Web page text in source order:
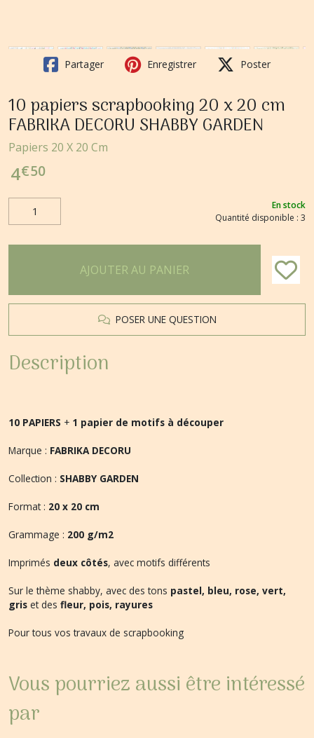
Partager Enregistrer Poster
10 papiers scrapbooking 20 x 20 cm
FABRIKA DECORU SHABBY GARDEN
Papiers 20 X 20 Cm
4€50
En stock
Quantité disponible : 3
AJOUTER AU PANIER
POSER UNE QUESTION
Description
10 PAPIERS + 1 papier de motifs à découper
Marque : FABRIKA DECORU
Collection : SHABBY GARDEN
Format : 20 x 20 cm
Grammage : 200 g/m2
Imprimés deux côtés, avec motifs différents
Sur le thème shabby, avec des tons pastel, bleu, rose, vert,
gris et des fleur, pois, rayures
Pour tous vos travaux de scrapbooking
Vous pourriez aussi être intéressé
par